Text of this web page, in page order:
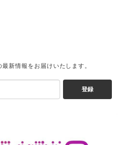
新情報をお届けいたします。
登録